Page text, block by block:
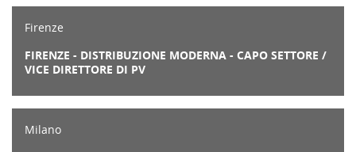
Firenze
FIRENZE - DISTRIBUZIONE MODERNA - CAPO SETTORE /
VICE DIRETTORE DI PV
Milano